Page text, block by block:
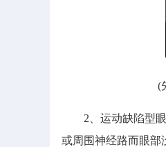
(
2、运动缺陷型眼
或周围神经路而眼部